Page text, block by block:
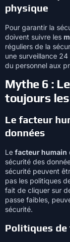
physique
Pour garantir la
doivent suivre les
réguliers de la
une surveillance
du personnel aux
Mythe 6 :
toujours
Le facteur
données
Le facteur humain
sécurité des
sécurité peuvent
pas les politiques
fait de cliquer sur
passe faibles,
sécurité.
Politiques